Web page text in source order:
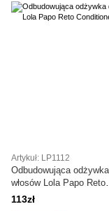
Artykuł: LP1112
Odbudowująca
włosów Lola Papo Reto
Conditioner 270 ml
113zł